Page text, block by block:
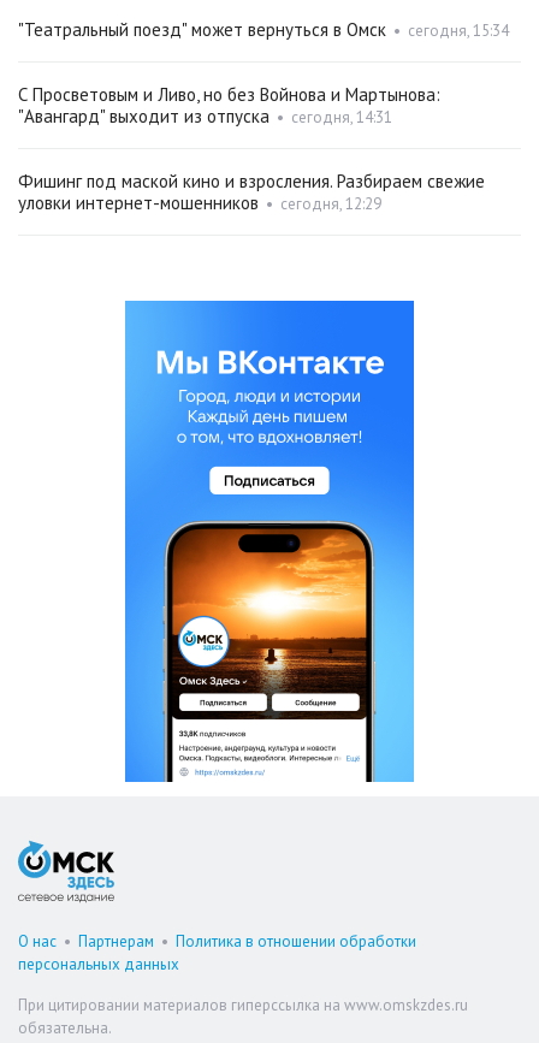
"Театральный поезд" может вернуться в Омск • сегодня, 15:34
С Просветовым и Ливо, но без Войнова и Мартынова:
"Авангард" выходит из отпуска • сегодня, 14:31
Фишинг под маской кино и взросления. Разбираем свежие
уловки интернет-мошенников • сегодня, 12:29
О нас • Партнерам • Политика в отношении обработки
персональных данных
При цитировании материалов гиперссылка на www.omskzdes.ru
обязательна.